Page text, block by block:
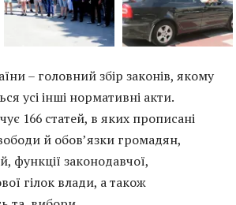
– головний збір законів, якому
усі інші нормативні акти.
166 статей, в яких прописані
й обов’язки громадян,
функції законодавчої,
гілок влади, а також